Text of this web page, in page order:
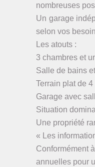
nombreuses
Un garage
selon vos
Les atouts :
3 chambres et
Salle de bains
Terrain plat de 4
Garage avec
Situation
Une propriété
« Les
Conformément
annuelles pour